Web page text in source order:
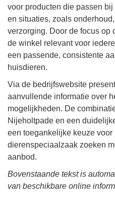
voor producten die passen
en situaties, zoals
verzorging. Door de focus op
de winkel relevant voor
een passende, consistente
huisdieren.
Via de bedrijfswebsite
aanvullende informatie over
mogelijkheden. De
Nijeholtpade en een
een toegankelijke keuze voor
dierenspeciaalzaak zoeken
aanbod.
Bovenstaande tekst is
van beschikbare online